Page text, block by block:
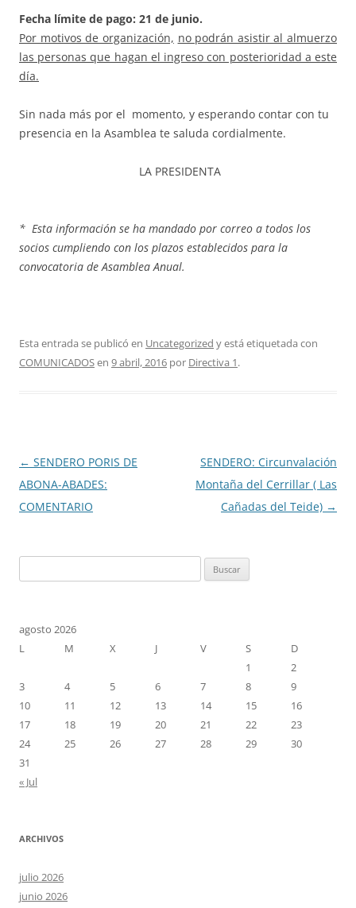
Fecha límite de pago: 21 de junio.
Por motivos de organización, no podrán asistir al almuerzo
las personas que hagan el ingreso con posterioridad a este
día.
Sin nada más por el momento, y esperando contar con tu
presencia en la Asamblea te saluda cordialmente.
LA PRESIDENTA
* Esta información se ha mandado por correo a todos los
socios cumpliendo con los plazos establecidos para la
convocatoria de Asamblea Anual.
Esta entrada se publicó en Uncategorized y está etiquetada con
COMUNICADOSen 9 abril, 2016 por Directiva 1.
Navegación
de
entradas
← SENDERO PORIS DE
ABONA-ABADES:
COMENTARIO
SENDERO: Circunvalación
Montaña del Cerrillar ( Las
Cañadas del Teide) →
agosto 2026
L
M X J V S
D
1
2
3
4 5 6 7 8
9
10
11 12 13 14 15
16
17
18 19 20 21 22
23
24
25 26 27 28 29
30
31
« Jul
ARCHIVOS
julio 2026
junio 2026